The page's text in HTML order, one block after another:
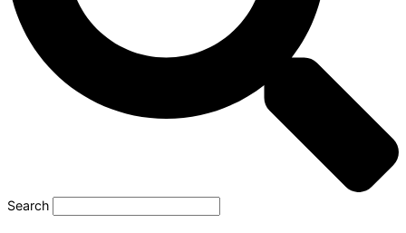
Search